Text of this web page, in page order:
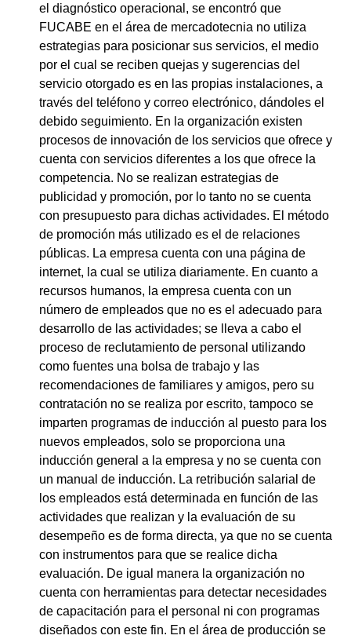
el diagnóstico operacional, se encontró que
FUCABE en el área de mercadotecnia no utiliza
estrategias para posicionar sus servicios, el medio
por el cual se reciben quejas y sugerencias del
servicio otorgado es en las propias instalaciones, a
través del teléfono y correo electrónico, dándoles el
debido seguimiento. En la organización existen
procesos de innovación de los servicios que ofrece y
cuenta con servicios diferentes a los que ofrece la
competencia. No se realizan estrategias de
publicidad y promoción, por lo tanto no se cuenta
con presupuesto para dichas actividades. El método
de promoción más utilizado es el de relaciones
públicas. La empresa cuenta con una página de
internet, la cual se utiliza diariamente. En cuanto a
recursos humanos, la empresa cuenta con un
número de empleados que no es el adecuado para
desarrollo de las actividades; se lleva a cabo el
proceso de reclutamiento de personal utilizando
como fuentes una bolsa de trabajo y las
recomendaciones de familiares y amigos, pero su
contratación no se realiza por escrito, tampoco se
imparten programas de inducción al puesto para los
nuevos empleados, solo se proporciona una
inducción general a la empresa y no se cuenta con
un manual de inducción. La retribución salarial de
los empleados está determinada en función de las
actividades que realizan y la evaluación de su
desempeño es de forma directa, ya que no se cuenta
con instrumentos para que se realice dicha
evaluación. De igual manera la organización no
cuenta con herramientas para detectar necesidades
de capacitación para el personal ni con programas
diseñados con este fin. En el área de producción se